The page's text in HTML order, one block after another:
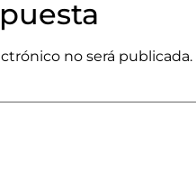
no será publicada.